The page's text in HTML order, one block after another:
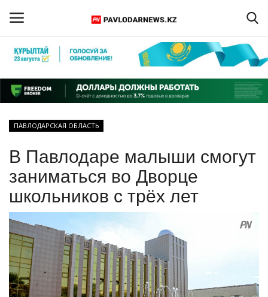
Регистрация
Главная
ПАВЛОДАРСКАЯ ОБЛАСТЬ
КАЗАХСТАН
МИР
СПЕЦПРОЕКТЫ
СПОРТ
ПАВЛОДАРСКАЯ ОБЛАСТЬ
В Павлодаре малыши смогут
заниматься во Дворце
школьников с трёх лет